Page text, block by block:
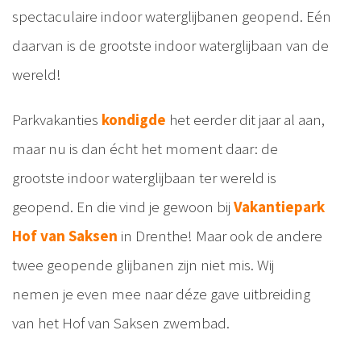
spectaculaire indoor waterglijbanen geopend. Eén
daarvan is de grootste indoor waterglijbaan van de
wereld!
Parkvakanties kondigde het eerder dit jaar al aan,
maar nu is dan écht het moment daar: de
grootste indoor waterglijbaan ter wereld is
geopend. En die vind je gewoon bij Vakantiepark
Hof van Saksen in Drenthe! Maar ook de andere
twee geopende glijbanen zijn niet mis. Wij
nemen je even mee naar déze gave uitbreiding
van het Hof van Saksen zwembad.